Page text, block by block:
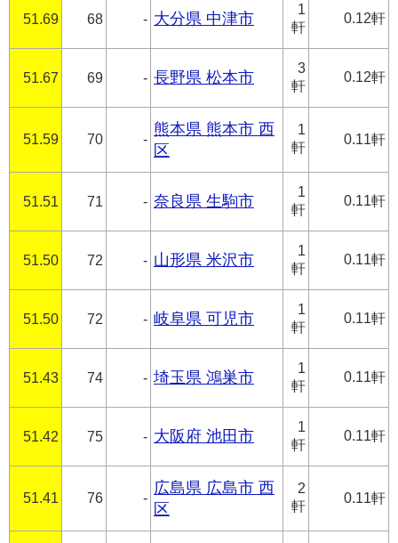
51.69 68 - 大分県 中津市
1
軒
0.12軒
51.67 69 - 長野県 松本市
3
軒
0.12軒
51.59 70 -
熊本県 熊本市 西
区
1
軒
0.11軒
51.51 71 - 奈良県 生駒市
1
軒
0.11軒
51.50 72 - 山形県 米沢市
1
軒
0.11軒
51.50 72 - 岐阜県 可児市
1
軒
0.11軒
51.43 74 - 埼玉県 鴻巣市
1
軒
0.11軒
51.42 75 - 大阪府 池田市
1
軒
0.11軒
51.41 76 -
広島県 広島市 西
区
2
軒
0.11軒